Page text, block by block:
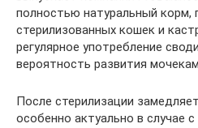
полностью натуральный корм,
стерилизованных кошек и
регулярное употребление
вероятность развития
После стерилизации
особенно актуально в случае